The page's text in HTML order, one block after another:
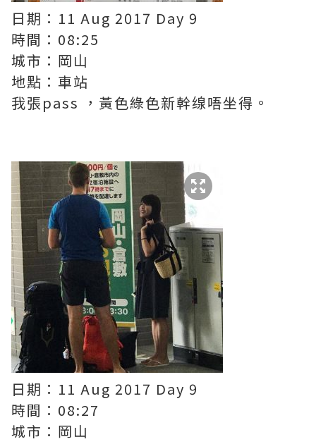
日期：11 Aug 2017 Day 9
時間：08:25
城市：岡山
地點：車站
我張pass ，黃色綠色新幹缐唔坐得。
日期：11 Aug 2017 Day 9
時間：08:27
城市：岡山